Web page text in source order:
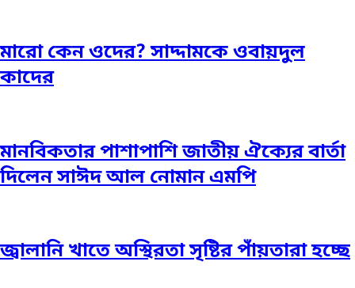
মারো কেন ওদের? সাদ্দামকে ওবায়দুল
কাদের
মানবিকতার পাশাপাশি জাতীয় ঐক্যের বার্তা
দিলেন সাঈদ আল নোমান এমপি
জ্বালানি খাতে অস্থিরতা সৃষ্টির পাঁয়তারা হচ্ছে